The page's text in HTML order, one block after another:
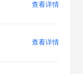
查看详情
查看详情